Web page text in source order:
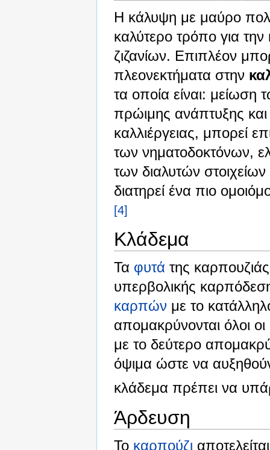
Η κάλυψη με μαύρο
καλύτερο τρόπο για
ζιζανίων. Επιπλέον
πλεονεκτήματα στην
τα οποία είναι: μείωση
πρώιμης ανάπτυξης
καλλιέργειας, μπορεί
των νηματοδοκτόνων,
των διαλυτών
διατηρεί ένα πιο
[4]
Κλάδεμα
Τα φυτά της
υπερβολικής
καρπών με το
απομακρύνονται όλοι
με το δεύτερο
όψιμα ώστε να
κλάδεμα πρέπει να
Άρδευση
Το καρπούζι